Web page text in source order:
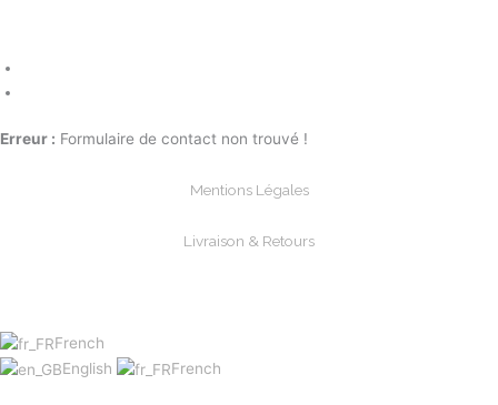
Erreur : Formulaire de contact non trouvé !
Mentions Légales
Livraison & Retours
French
English
French